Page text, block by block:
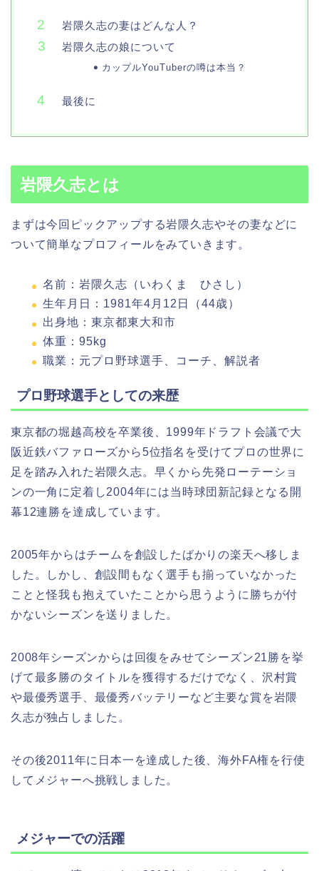
岩隈久志の妻はどんな人？
岩隈久志の娘について
カップルYouTuberの噂は本当？
最後に
岩隈久志とは
まずは今回ピックアップする岩隈久志やその妻などに
ついて簡単なプロフィールをみていきます。
名前：岩隈久志（いわくま ひさし）
生年月日：1981年4月12日（44歳）
出身地：東京都東大和市
体重：95kg
職業：元プロ野球選手、コーチ、解説者
プロ野球選手としての来歴
東京都の堀越高校を卒業後、1999年ドラフト会議で大
阪近鉄バファローズから5位指名を受けてプロの世界に
足を踏み入れた岩隈久志。早くから先発ローテーショ
ンの一角に定着し2004年には当時球団新記録となる開
幕12連勝を達成しています。
2005年からはチームを創設したばかりの楽天へ移しま
した。しかし、創設間もなく選手も揃っていなかった
ことと怪我も抱えていたことから思うように勝ちが付
かないシーズンを送りました。
2008年シーズンからは回復をみせてシーズン21勝を挙
げて最多勝のタイトルを獲得するだけでなく、沢村賞
や最優秀選手、最優秀バッテリーなど主要な賞を岩隈
久志が独占しました。
その後2011年に日本一を達成した後、海外FA権を行使
してメジャーへ挑戦しました。
メジャーでの活躍